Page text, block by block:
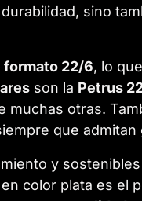
sino
formato 22/6, lo
son la Petrus
muchas otras.
que admitan
y
color plata es el